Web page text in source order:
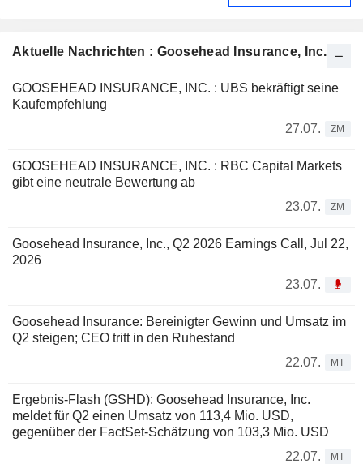
Aktuelle Nachrichten : Goosehead Insurance, Inc.
GOOSEHEAD INSURANCE, INC. : UBS bekräftigt seine
Kaufempfehlung
27.07.
ZM
GOOSEHEAD INSURANCE, INC. : RBC Capital Markets
gibt eine neutrale Bewertung ab
23.07.
ZM
Goosehead Insurance, Inc., Q2 2026 Earnings Call, Jul 22,
2026
23.07.
Goosehead Insurance: Bereinigter Gewinn und Umsatz im
Q2 steigen; CEO tritt in den Ruhestand
22.07.
MT
Ergebnis-Flash (GSHD): Goosehead Insurance, Inc.
meldet für Q2 einen Umsatz von 113,4 Mio. USD,
gegenüber der FactSet-Schätzung von 103,3 Mio. USD
22.07.
MT